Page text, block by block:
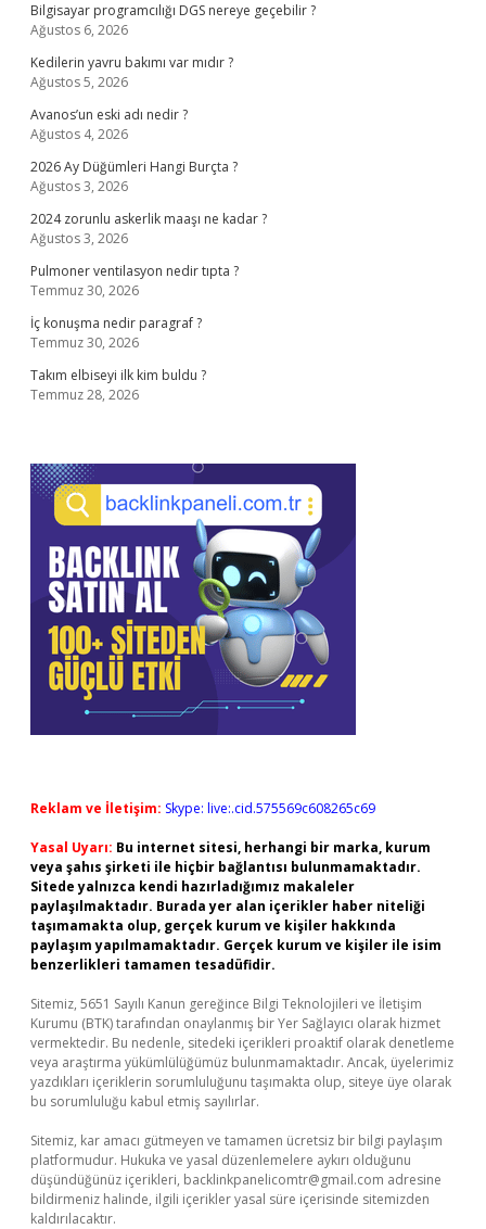
Bilgisayar programcılığı DGS nereye geçebilir ?
Ağustos 6, 2026
Kedilerin yavru bakımı var mıdır ?
Ağustos 5, 2026
Avanos’un eski adı nedir ?
Ağustos 4, 2026
2026 Ay Düğümleri Hangi Burçta ?
Ağustos 3, 2026
2024 zorunlu askerlik maaşı ne kadar ?
Ağustos 3, 2026
Pulmoner ventilasyon nedir tıpta ?
Temmuz 30, 2026
İç konuşma nedir paragraf ?
Temmuz 30, 2026
Takım elbiseyi ilk kim buldu ?
Temmuz 28, 2026
Reklam ve İletişim: Skype: live:.cid.575569c608265c69
Yasal Uyarı: Bu internet sitesi, herhangi bir marka, kurum
veya şahıs şirketi ile hiçbir bağlantısı bulunmamaktadır.
Sitede yalnızca kendi hazırladığımız makaleler
paylaşılmaktadır. Burada yer alan içerikler haber niteliği
taşımamakta olup, gerçek kurum ve kişiler hakkında
paylaşım yapılmamaktadır. Gerçek kurum ve kişiler ile isim
benzerlikleri tamamen tesadüfidir.
Sitemiz, 5651 Sayılı Kanun gereğince Bilgi Teknolojileri ve İletişim
Kurumu (BTK) tarafından onaylanmış bir Yer Sağlayıcı olarak hizmet
vermektedir. Bu nedenle, sitedeki içerikleri proaktif olarak denetleme
veya araştırma yükümlülüğümüz bulunmamaktadır. Ancak, üyelerimiz
yazdıkları içeriklerin sorumluluğunu taşımakta olup, siteye üye olarak
bu sorumluluğu kabul etmiş sayılırlar.
Sitemiz, kar amacı gütmeyen ve tamamen ücretsiz bir bilgi paylaşım
platformudur. Hukuka ve yasal düzenlemelere aykırı olduğunu
düşündüğünüz içerikleri, backlinkpanelicomtr@gmail.com adresine
bildirmeniz halinde, ilgili içerikler yasal süre içerisinde sitemizden
kaldırılacaktır.